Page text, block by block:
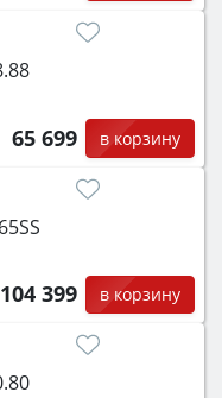
65 699 в корзину
104 399 в корзину